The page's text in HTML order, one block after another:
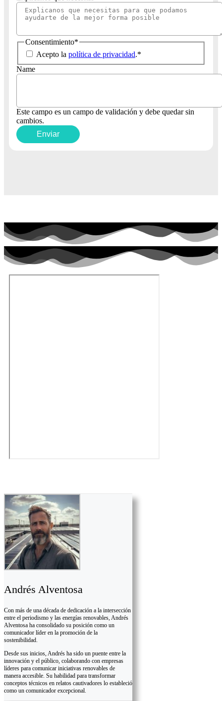
Consentimiento*
Acepto la política de privacidad.*
Name
Este campo es un campo de validación y debe quedar sin
cambios.
Andrés Alventosa
Con más de una década de dedicación a la intersección
entre el periodismo y las energías renovables, Andrés
Alventosa ha consolidado su posición como un
comunicador líder en la promoción de la
sostenibilidad.
Desde sus inicios, Andrés ha sido un puente entre la
innovación y el público, colaborando con empresas
líderes para comunicar iniciativas renovables de
manera accesible. Su habilidad para transformar
conceptos técnicos en relatos cautivadores lo estableció
como un comunicador excepcional.